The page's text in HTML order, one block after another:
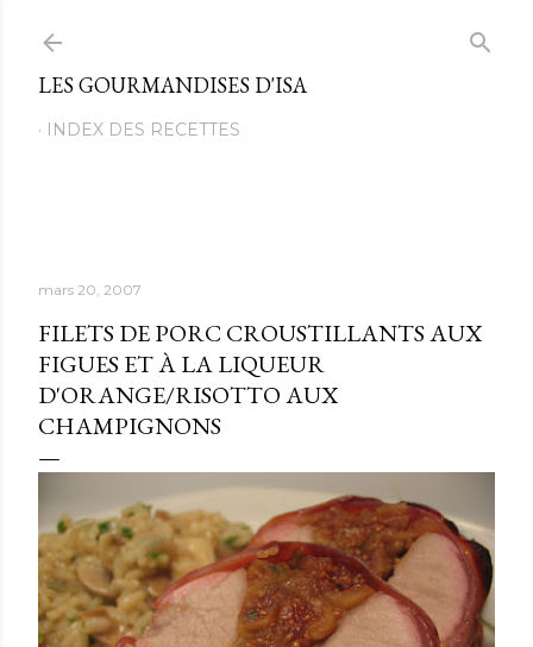
LES GOURMANDISES D'ISA
INDEX DES RECETTES
mars 20, 2007
FILETS DE PORC CROUSTILLANTS AUX
FIGUES ET À LA LIQUEUR
D'ORANGE/RISOTTO AUX
CHAMPIGNONS